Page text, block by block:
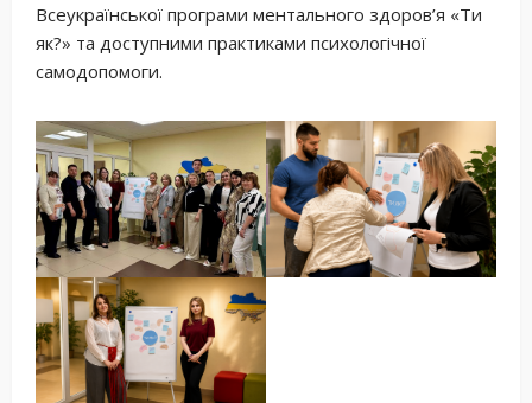
Всеукраїнської програми ментального здоров’я «Ти
як?» та доступними практиками психологічної
самодопомоги.